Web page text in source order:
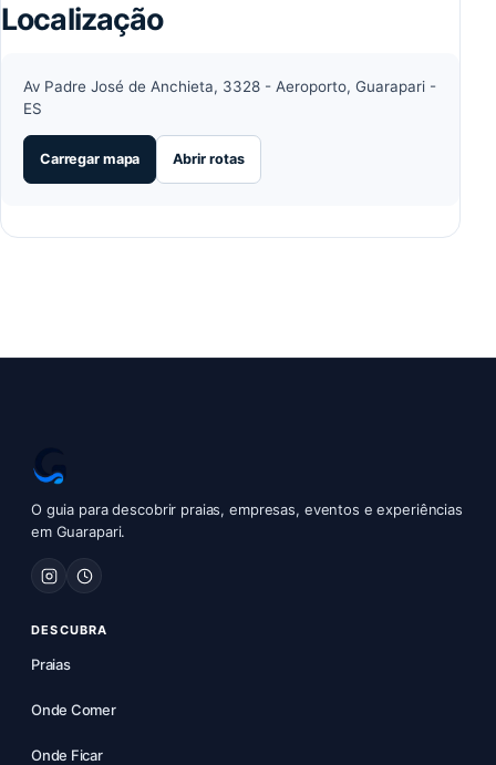
Localização
Av Padre José de Anchieta, 3328 - Aeroporto, Guarapari -
ES
Carregar mapa Abrir rotas
O guia para descobrir praias, empresas, eventos e experiências
em Guarapari.
DESCUBRA
Praias
Onde Comer
Onde Ficar